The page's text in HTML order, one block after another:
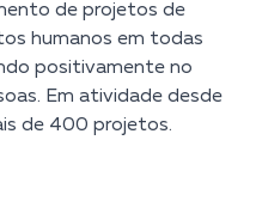
de projetos de
humanos em todas
positivamente no
Em atividade desde
de 400 projetos.